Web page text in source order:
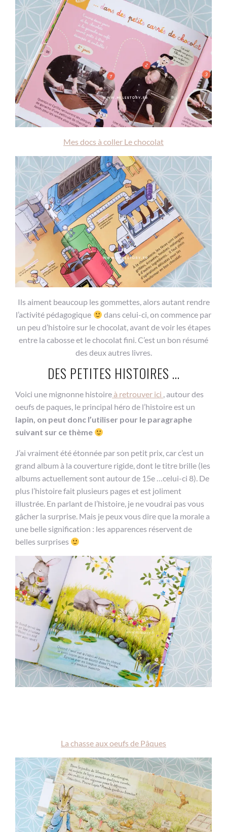
Mes docs à coller Le chocolat
Ils aiment beaucoup les gommettes, alors autant rendre
l’activité pédagogique
dans celui-ci, on commence par
un peu d’histoire sur le chocolat, avant de voir les étapes
entre la cabosse et le chocolat fini. C’est un bon résumé
des deux autres livres.
DES PETITES HISTOIRES …
Voici une mignonne histoire à retrouver ici , autour des
oeufs de paques, le principal héro de l’histoire est un
lapin, on peut donc l’utiliser pour le paragraphe
suivant sur ce thème
J’ai vraiment été étonnée par son petit prix, car c’est un
grand album à la couverture rigide, dont le titre brille (les
albums actuellement sont autour de 15e …celui-ci 8). De
plus l’histoire fait plusieurs pages et est joliment
illustrée. En parlant de l’histoire, je ne voudrai pas vous
gâcher la surprise. Mais je peux vous dire que la morale a
une belle signification : les apparences réservent de
belles surprises
La chasse aux oeufs de Pâques